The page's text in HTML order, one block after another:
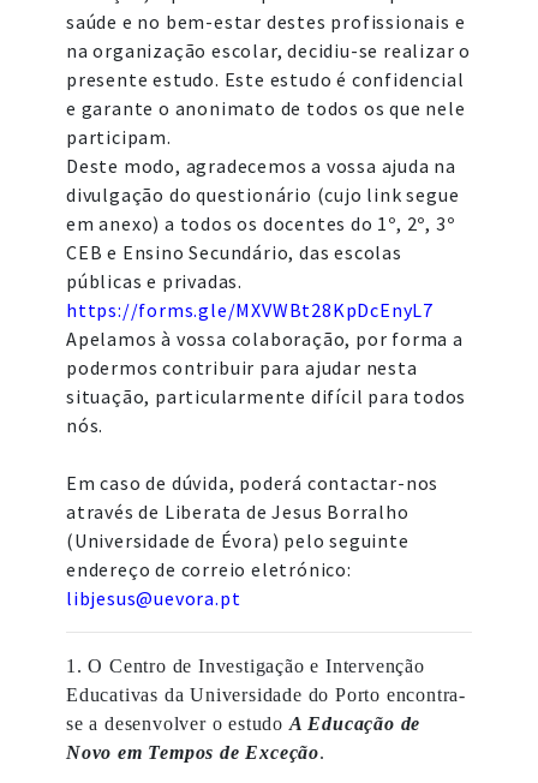
saúde e no bem-estar destes profissionais e
na organização escolar, decidiu-se realizar o
presente estudo. Este estudo é confidencial
e garante o anonimato de todos os que nele
participam.
Deste modo, agradecemos a vossa ajuda na
divulgação do questionário (cujo link segue
em anexo) a todos os docentes do 1º, 2º, 3º
CEB e Ensino Secundário, das escolas
públicas e privadas.
https://forms.gle/MXVWBt28KpDcEnyL7
Apelamos à vossa colaboração, por forma a
podermos contribuir para ajudar nesta
situação, particularmente difícil para todos
nós.
Em caso de dúvida, poderá contactar-nos
através de Liberata de Jesus Borralho
(Universidade de Évora) pelo seguinte
endereço de correio eletrónico:
libjesus@uevora.pt
1. O Centro de Investigação e Intervenção
Educativas da Universidade do Porto encontra-
se a desenvolver o estudo A Educação de
Novo em Tempos de Exceção.